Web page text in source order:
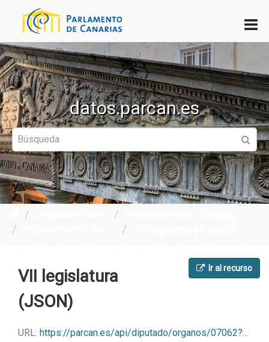
datos.parcan.es
Ir al recurso
VII legislatura
(JSON)
URL: https://parcan.es/api/diputado/organos/07062?format=json